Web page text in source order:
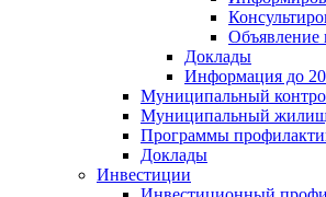
Объявление
Доклады
Информация до
Муниципальный
Муниципальный
Программы
Доклады
Инвестиции